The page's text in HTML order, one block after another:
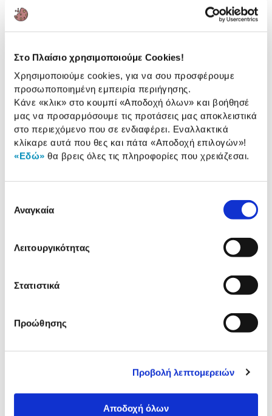
Στο Πλαίσιο χρησιμοποιούμε Cookies!
Χρησιμοποιούμε cookies, για να σου προσφέρουμε
προσωποποιημένη εμπειρία περιήγησης.
Κάνε «κλικ» στο κουμπί «Αποδοχή όλων» και βοήθησέ
μας να προσαρμόσουμε τις προτάσεις μας αποκλειστικά
στο περιεχόμενο που σε ενδιαφέρει. Εναλλακτικά
κλίκαρε αυτά που θες και πάτα «Αποδοχή επιλογών»!
«Εδώ» θα βρεις όλες τις πληροφορίες που χρειάζεσαι.
συγκατάθεσης
Αναγκαία
Λειτουργικότητας
Στατιστικά
Προώθησης
Προβολή λεπτομερειών
Αποδοχή όλων
Χαρακτηριστικά
Κονσόλα: Xbox One / Xbox Series
Αναλυτική
παρουσίαση
Αναλυτική παρουσίαση
Προδιαγραφές
Χαρακτηριστικά
Αξιολογήσεις
Κάτι μας λέει πως τα παρακάτω
Take2 Interactive GTA V
EA SPORTS FC 26